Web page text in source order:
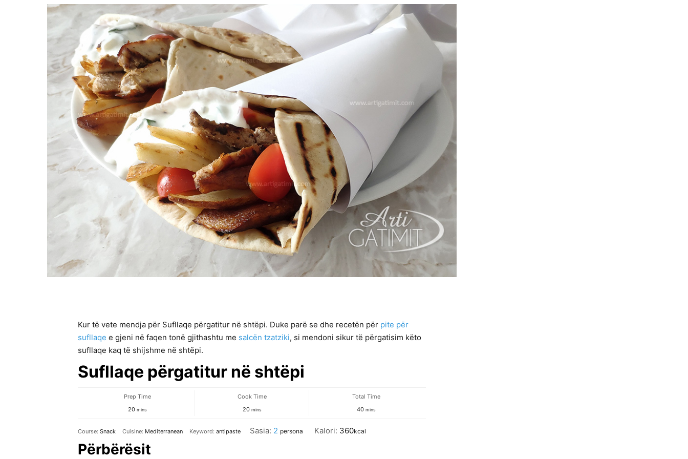
Kur të vete mendja për Sufllaqe përgatitur në shtëpi. Duke parë se dhe recetën për pite për
sufllaqe e gjeni në faqen tonë gjithashtu me salcën tzatziki, si mendoni sikur të përgatisim këto
sufllaqe kaq të shijshme në shtëpi.
Sufllaqe përgatitur në shtëpi
Prep Time
20minutes
mins
Cook Time
20minutes
mins
Total Time
40minutes
mins
Course: Snack Cuisine: Mediterranean Keyword:antipaste Sasia: 2 persona Kalori: 360kcal
Përbërësit